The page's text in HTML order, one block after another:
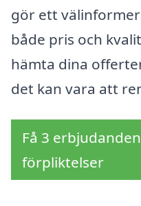
gör ett
både pris och
hämta dina
det kan vara att
Få 3
förpliktelser